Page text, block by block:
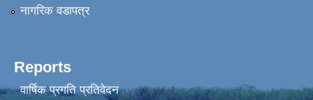
नागरिक वडापत्र
Reports
वार्षिक प्रगति प्रतिवेदन